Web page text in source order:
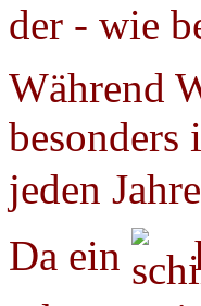
der - wie
Während
besonders
jeden
Da ein